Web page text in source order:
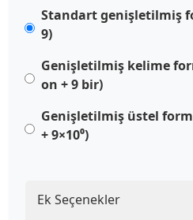
Standart genişletilmiş
9)
Genişletilmiş kelime
on + 9 bir)
Genişletilmiş üstel form
+ 9×10⁰)
Ek Seçenekler